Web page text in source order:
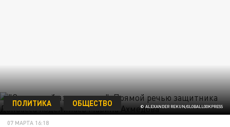
© ALEXANDER REKUN/GLOBALLOOKPRESS
ПОЛИТИКА ОБЩЕСТВО
07 МАРТА 16:18